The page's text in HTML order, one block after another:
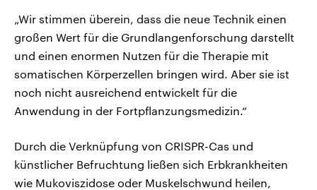
„Wir stimmen überein, dass die neue Technik einen
großen Wert für die Grundlangenforschung darstellt
und einen enormen Nutzen für die Therapie mit
somatischen Körperzellen bringen wird. Aber sie ist
noch nicht ausreichend entwickelt für die
Anwendung in der Fortpflanzungsmedizin.“
Durch die Verknüpfung von CRISPR-Cas und
künstlicher Befruchtung ließen sich Erbkrankheiten
wie Mukoviszidose oder Muskelschwund heilen,